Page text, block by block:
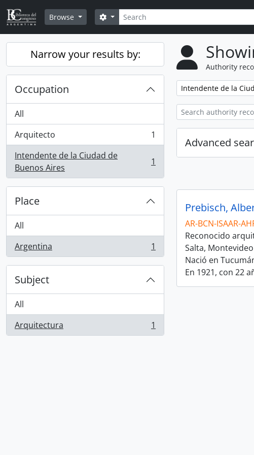
Skip to main content
Browse
Search
Search options
Narrow your results by:
Occupation
All
Arquitecto
, 1 results
1
Intendente de la Ciudad de
Buenos Aires
, 1 results 1
Place
All
Argentina
, 1 results 1
Subject
All
Arquitectura
, 1 results 1
Authority
Remove filter:
Intendente de la
Advanced
Prebisch,
AR-BCN-ISAAR-
Reconocido
Salta,
Nació en
En 1921, con 22